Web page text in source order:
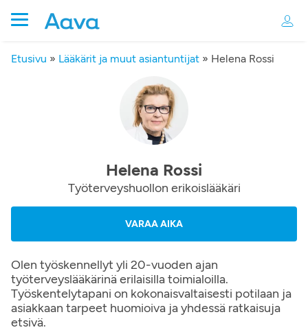
Etusivu » Lääkärit ja muut asiantuntijat » Helena Rossi
Helena Rossi
Työterveyshuollon erikoislääkäri
VARAA AIKA
Olen työskennellyt yli 20-vuoden ajan
työterveyslääkärinä erilaisilla toimialoilla.
Työskentelytapani on kokonaisvaltaisesti potilaan ja
asiakkaan tarpeet huomioiva ja yhdessä ratkaisuja
etsivä.